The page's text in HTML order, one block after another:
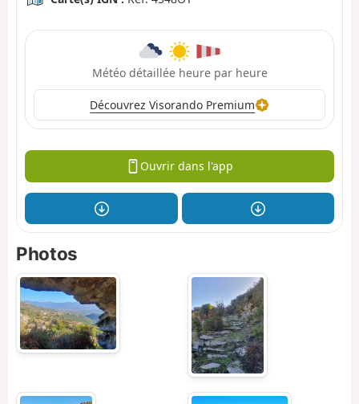
Météo détaillée heure par heure
Découvrez Visorando Premium
Ouvrir dans l'app
Photos